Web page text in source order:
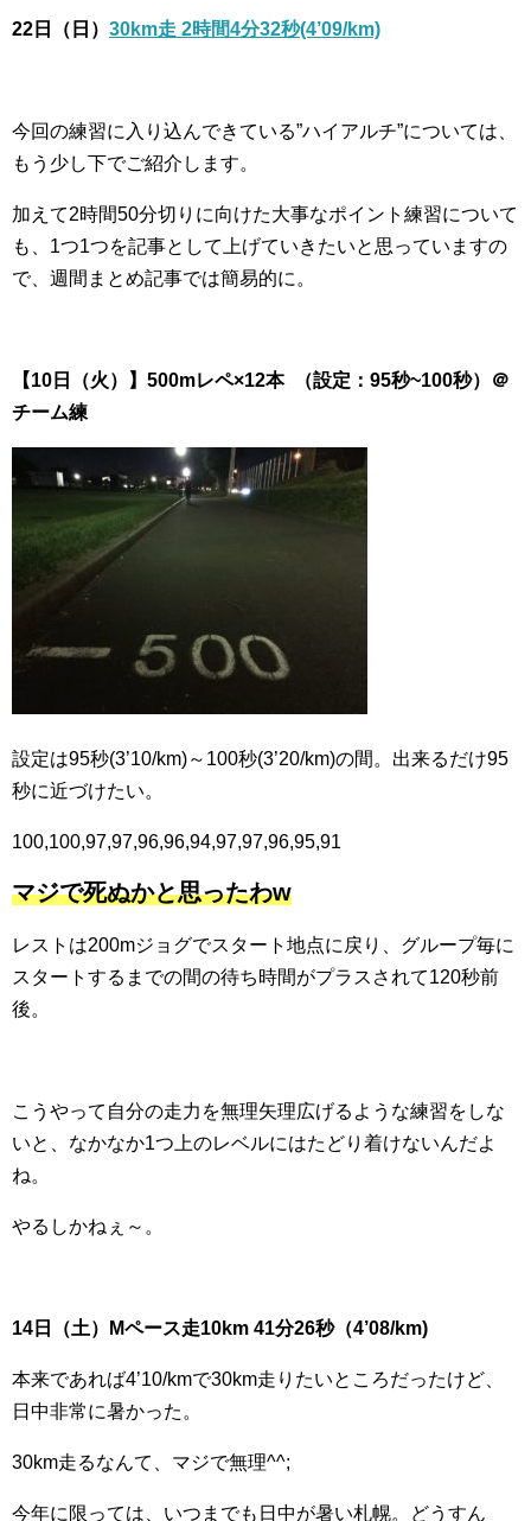
22日（日） 30km走 2時間4分32秒(4’09/km)
今回の練習に入り込んできている”ハイアルチ”については、
もう少し下でご紹介します。
加えて2時間50分切りに向けた大事なポイント練習について
も、1つ1つを記事として上げていきたいと思っていますの
で、週間まとめ記事では簡易的に。
【10日（火）】500mレペ×12本 （設定：95秒~100秒）＠
チーム練
設定は95秒(3’10/km)～100秒(3’20/km)の間。出来るだけ95
秒に近づけたい。
100,100,97,97,96,96,94,97,97,96,95,91
マジで死ぬかと思ったわw
レストは200mジョグでスタート地点に戻り、グループ毎に
スタートするまでの間の待ち時間がプラスされて120秒前
後。
こうやって自分の走力を無理矢理広げるような練習をしな
いと、なかなか1つ上のレベルにはたどり着けないんだよ
ね。
やるしかねぇ～。
14日（土）Mペース走10km 41分26秒（4’08/km)
本来であれば4’10/kmで30km走りたいところだったけど、
日中非常に暑かった。
30km走るなんて、マジで無理^^;
今年に限っては、いつまでも日中が暑い札幌。どうすん